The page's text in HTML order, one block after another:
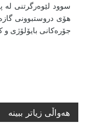
سوود لێوەرگرتنی لە
هۆی دروستبوونی
جۆرەکانی بایۆلۆژی
هه‌واڵی زیاتر ببینە